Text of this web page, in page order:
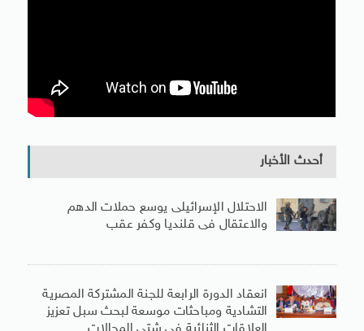
أحدث الأخبار
الاحتلال الإسرائيلى يوسع حملات الدهم
والاعتقال فى قلنديا وكفر عقب
انعقاد الدورة الرابعة للجنة المشتركة المصرية
التشادية ومباحثات موسعة لبحث سبل تعزيز